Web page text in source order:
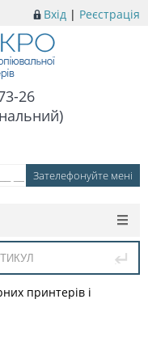
Вхід | Реєстрація
26
принтерів і